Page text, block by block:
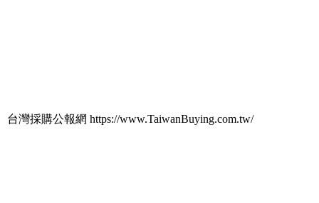
台灣採購公報網 https://www.TaiwanBuying.com.tw/